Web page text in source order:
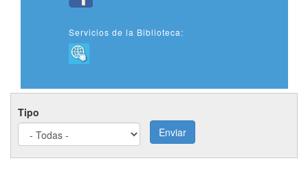
Servicios de la Biblioteca:
Tipo
Enviar